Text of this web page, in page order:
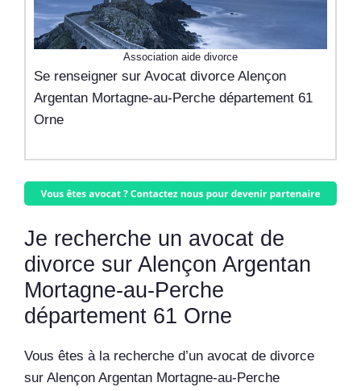
Association aide divorce
Se renseigner sur Avocat divorce Alençon
Argentan Mortagne-au-Perche département 61
Orne
Je recherche un avocat de
divorce sur Alençon Argentan
Mortagne-au-Perche
département 61 Orne
Vous êtes à la recherche d’un avocat de divorce
sur Alençon Argentan Mortagne-au-Perche